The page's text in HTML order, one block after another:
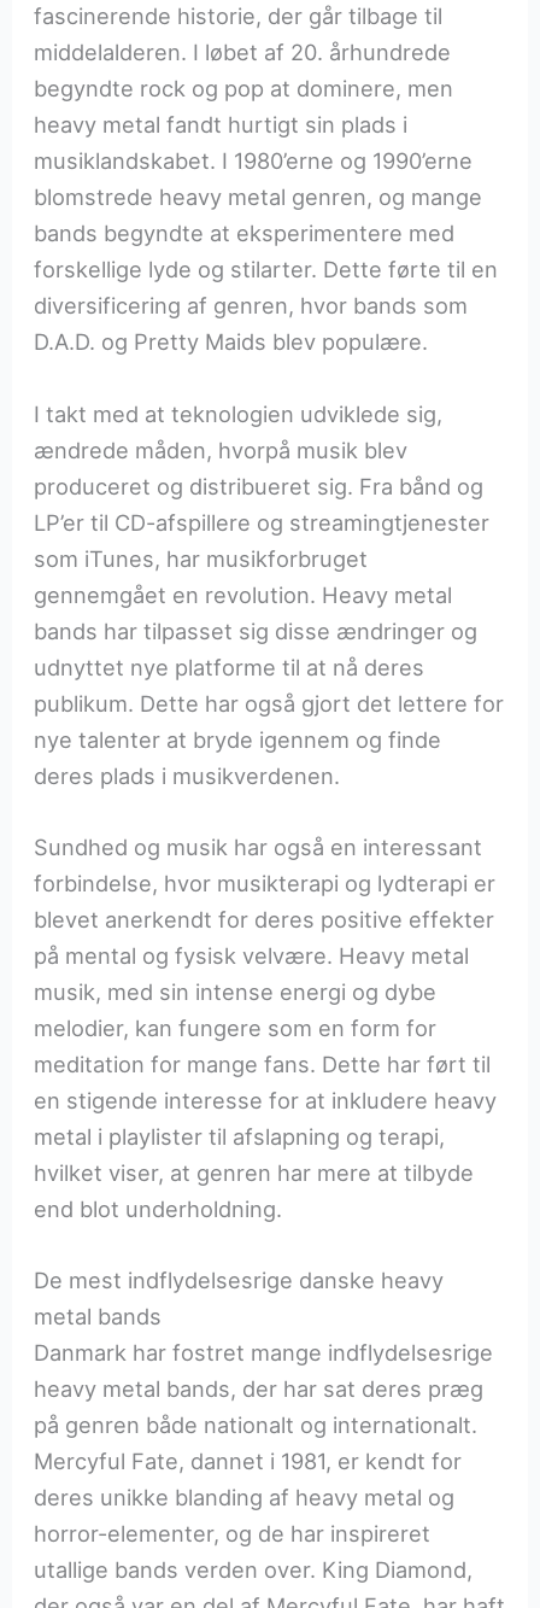
fascinerende historie, der går tilbage til
middelalderen. I løbet af 20. århundrede
begyndte rock og pop at dominere, men
heavy metal fandt hurtigt sin plads i
musiklandskabet. I 1980’erne og 1990’erne
blomstrede heavy metal genren, og mange
bands begyndte at eksperimentere med
forskellige lyde og stilarter. Dette førte til en
diversificering af genren, hvor bands som
D.A.D. og Pretty Maids blev populære.
I takt med at teknologien udviklede sig,
ændrede måden, hvorpå musik blev
produceret og distribueret sig. Fra bånd og
LP’er til CD-afspillere og streamingtjenester
som iTunes, har musikforbruget
gennemgået en revolution. Heavy metal
bands har tilpasset sig disse ændringer og
udnyttet nye platforme til at nå deres
publikum. Dette har også gjort det lettere for
nye talenter at bryde igennem og finde
deres plads i musikverdenen.
Sundhed og musik har også en interessant
forbindelse, hvor musikterapi og lydterapi er
blevet anerkendt for deres positive effekter
på mental og fysisk velvære. Heavy metal
musik, med sin intense energi og dybe
melodier, kan fungere som en form for
meditation for mange fans. Dette har ført til
en stigende interesse for at inkludere heavy
metal i playlister til afslapning og terapi,
hvilket viser, at genren har mere at tilbyde
end blot underholdning.
De mest indflydelsesrige danske heavy
metal bands
Danmark har fostret mange indflydelsesrige
heavy metal bands, der har sat deres præg
på genren både nationalt og internationalt.
Mercyful Fate, dannet i 1981, er kendt for
deres unikke blanding af heavy metal og
horror-elementer, og de har inspireret
utallige bands verden over. King Diamond,